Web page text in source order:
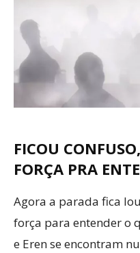
FICOU
FORÇA PRA
Agora a parada fica
força para entender o
e Eren se encontram